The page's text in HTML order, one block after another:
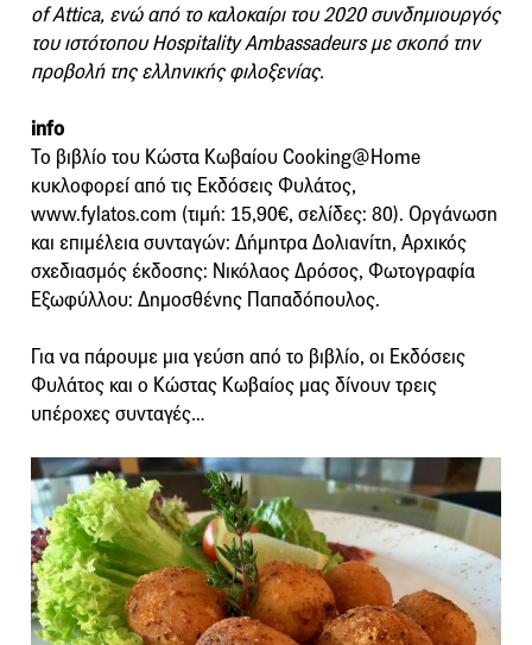
of Attica, ενώ από το καλοκαίρι του 2020 συνδημιουργός
του ιστότοπου Hospitality Ambassadeurs με σκοπό την
προβολή της ελληνικής φιλοξενίας.
info
Το βιβλίο του Κώστα Κωβαίου Cooking@Home
κυκλοφορεί από τις Εκδόσεις Φυλάτος,
www.fylatos.com (τιμή: 15,90€, σελίδες: 80). Οργάνωση
και επιμέλεια συνταγών: Δήμητρα Δολιανίτη, Αρχικός
σχεδιασμός έκδοσης: Νικόλαος Δρόσος, Φωτογραφία
Εξωφύλλου: Δημοσθένης Παπαδόπουλος.
Για να πάρουμε μια γεύση από το βιβλίο, οι Εκδόσεις
Φυλάτος και ο Κώστας Κωβαίος μας δίνουν τρεις
υπέροχες συνταγές…